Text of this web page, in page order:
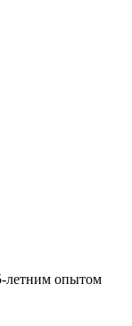
летним опытом